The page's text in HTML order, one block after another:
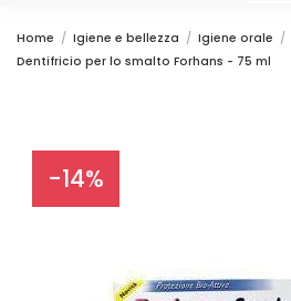
Home Igiene e bellezza Igiene orale
Dentifricio per lo smalto Forhans - 75 ml
-14%